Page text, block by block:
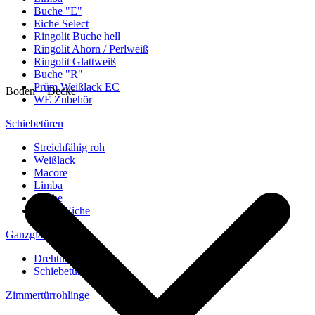
Buche "E"
Eiche Select
Ringolit Buche hell
Ringolit Ahorn / Perlweiß
Ringolit Glattweiß
Buche "R"
Prüm Weißlack EC
WE Zubehör
Schiebetüren
Streichfähig roh
Weißlack
Macore
Limba
Buche
europ. Eiche
Ganzglastüren
Drehtüren
Schiebetüren
Zimmertürrohlinge
Boden + Decke